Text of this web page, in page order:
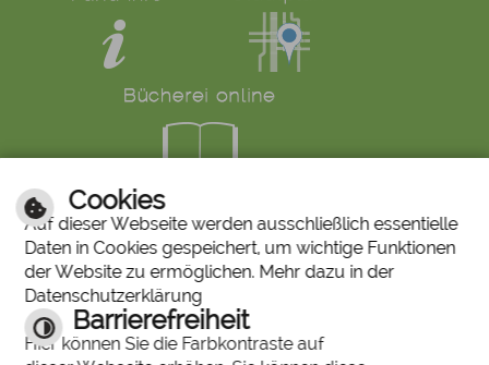
LINKS
Bürgerservice
Ruf den Bürgermeister
Mängelmeldung
Stiftung "Unser Stadtbergen"
Stadtberger Bote
Cookies
Auf dieser Webseite werden ausschließlich essentielle
Daten in Cookies gespeichert, um wichtige Funktionen
der Website zu ermöglichen. Mehr dazu in der
Datenschutzerklärung
Barrierefreiheit
Hier können Sie die Farbkontraste auf